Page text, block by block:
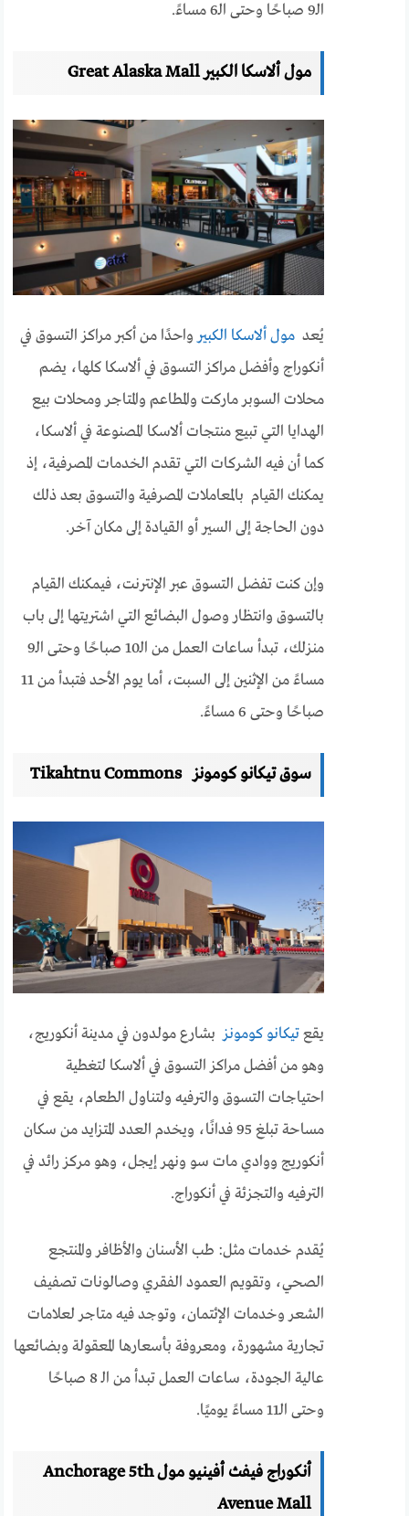
الـ9 صباحًا وحتى الـ6 مساءً.
مول ألاسكا الكبير Great Alaska Mall
يُعدمول ألاسكا الكبير واحدًا من أكبر مراكز التسوق في
أنكوراج وأفضل مراكز التسوق في ألاسكا كلها، يضم
محلات السوبر ماركت والمطاعم والمتاجر ومحلات بيع
الهدايا التي تبيع منتجات ألاسكا المصنوعة في ألاسكا،
كما أن فيه الشركات التي تقدم الخدمات المصرفية، إذ
يمكنك القيام بالمعاملات المصرفية والتسوق بعد ذلك
دون الحاجة إلى السير أو القيادة إلى مكان آخر.
وإن كنت تفضل التسوق عبر الإنترنت، فيمكنك القيام
بالتسوق وانتظار وصول البضائع التي اشتريتها إلى باب
منزلك، تبدأ ساعات العمل من الـ10 صباحًا وحتى الـ9
مساءً من الإثنين إلى السبت، أما يوم الأحد فتبدأ من 11
صباحًا وحتى 6 مساءً.
سوق تيكانو كومونز Tikahtnu Commons
يقعتيكانو كومونز بشارع مولدون في مدينة أنكوريج،
وهو من أفضل مراكز التسوق في ألاسكا لتغطية
احتياجات التسوق والترفيه ولتناول الطعام، يقع في
مساحة تبلغ 95 فدانًا، ويخدم العدد المتزايد من سكان
أنكوريج ووادي مات سو ونهر إيجل، وهو مركز رائد في
الترفيه والتجزئة في أنكوراج.
يُقدم خدمات مثل: طب الأسنان والأظافر والمنتجع
الصحي، وتقويم العمود الفقري وصالونات تصفيف
الشعر وخدمات الإئتمان، وتوجد فيه متاجر لعلامات
تجارية مشهورة، ومعروفة بأسعارها المعقولة وبضائعها
عالية الجودة، ساعات العمل تبدأ من الـ 8 صباحًا
وحتى الـ11 مساءً يوميًا.
أنكوراج فيفث أفينيو مول Anchorage 5th
Avenue Mall